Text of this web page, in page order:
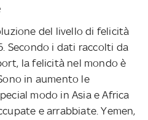
del livello di felicità
Secondo i dati raccolti da
la felicità nel mondo è
in aumento le
modo in Asia e Africa
e arrabbiate. Yemen,